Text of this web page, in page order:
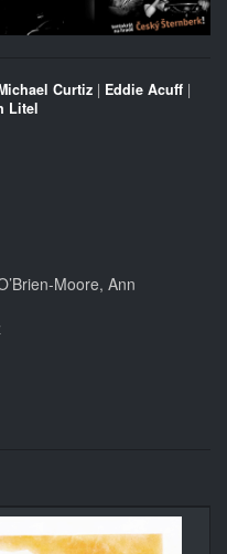
Curtiz | Eddie Acuff |
Litel
Moore, Ann